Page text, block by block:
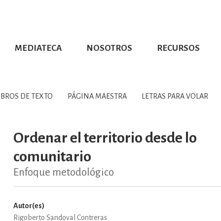
MEDIATECA NOSOTROS RECURSOS
LITERATURA Y
GEOGRAFÍA,
COMPUTACIÓN E INFORMÁTICA
Y MATERIAS
DE TEXTO PÁGINA MAESTRA LETRAS PARA VOLAR
Ordenar el territorio desde lo
comunitario
Enfoque metodológico
Autor(es)
Rigoberto Sandoval Contreras